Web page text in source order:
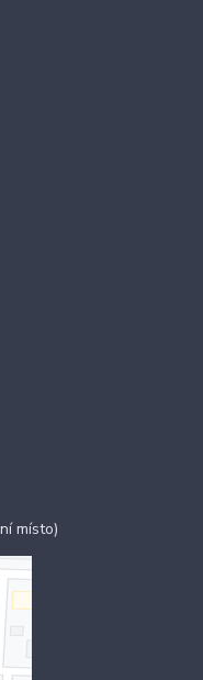
místo)